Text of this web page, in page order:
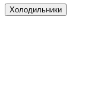
Холодильники